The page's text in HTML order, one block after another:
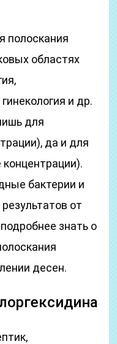
полоскания
областях
и др.
для
да и для
бактерии и
от
знать о
десен.